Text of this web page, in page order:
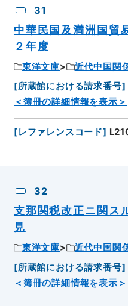
31
中華民国及満洲国
２年度
東洋文庫
近代中国関
[所蔵館における請求番号]
＜簿冊の詳細情報を表示＞
[レファレンスコード]
32
支那関税改正ニ関ス
見
東洋文庫
近代中国関
[所蔵館における請求番号]
＜簿冊の詳細情報を表示＞